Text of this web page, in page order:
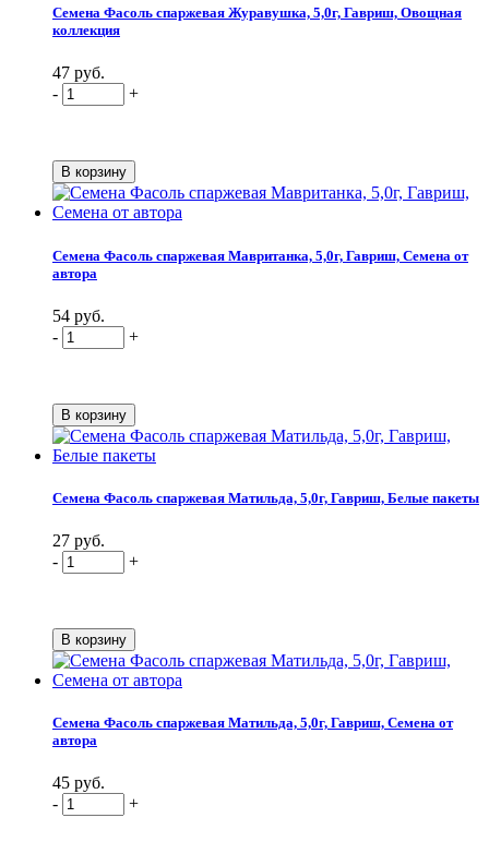
Семена Фасоль спаржевая Журавушка, 5,0г, Гавриш, Овощная
коллекция
47 руб.
-
+
Семена Фасоль спаржевая Мавританка, 5,0г, Гавриш, Семена от
автора
54 руб.
-
+
Семена Фасоль спаржевая Матильда, 5,0г, Гавриш, Белые пакеты
27 руб.
-
+
Семена Фасоль спаржевая Матильда, 5,0г, Гавриш, Семена от
автора
45 руб.
-
+